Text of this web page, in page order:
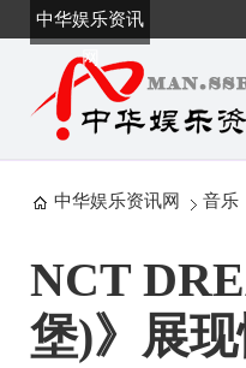
中华娱乐资讯
网
中华娱乐资讯网 音乐
NCT
堡)》展